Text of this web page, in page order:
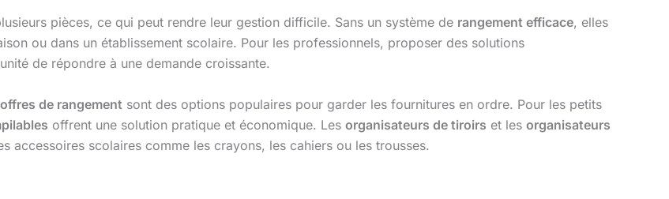
pièces, ce qui peut rendre leur gestion difficile. Sans un système de rangement efficace, elles
ou dans un établissement scolaire. Pour les professionnels, proposer des solutions
de répondre à une demande croissante.
de rangement sont des options populaires pour garder les fournitures en ordre. Pour les petits
offrent une solution pratique et économique. Les organisateurs de tiroirs et les organisateurs
accessoires scolaires comme les crayons, les cahiers ou les trousses.